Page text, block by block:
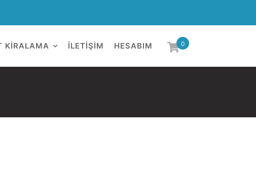
0
KİRALAMA İLETIŞIM HESABIM